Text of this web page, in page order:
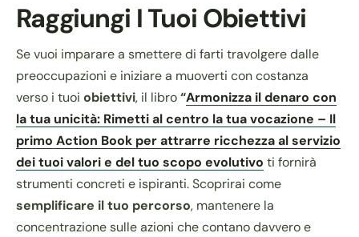
Raggiungi I Tuoi Obiettivi
Se vuoi imparare a smettere di farti travolgere dalle
preoccupazioni e iniziare a muoverti con costanza
verso i tuoi obiettivi, il libro“Armonizza il denaro con
la tua unicità: Rimetti al centro la tua vocazione – Il
primo Action Book per attrarre ricchezza al servizio
dei tuoi valori e del tuo scopo evolutivo ti fornirà
strumenti concreti e ispiranti. Scoprirai come
semplificare il tuo percorso, mantenere la
concentrazione sulle azioni che contano davvero e